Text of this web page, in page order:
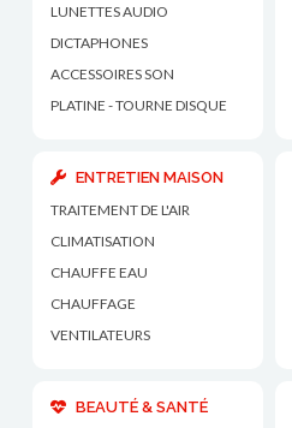
LUNETTES AUDIO
DICTAPHONES
ACCESSOIRES SON
PLATINE - TOURNE DISQUE
ENTRETIEN MAISON
TRAITEMENT DE L'AIR
CLIMATISATION
CHAUFFE EAU
CHAUFFAGE
VENTILATEURS
BEAUTÉ & SANTÉ